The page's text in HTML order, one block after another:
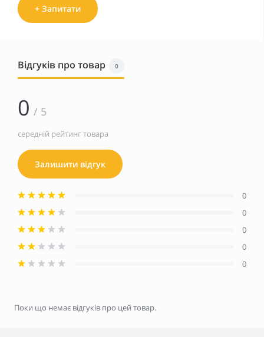
+ Запитати
Відгуків про товар 0
0 / 5
середній рейтинг товара
Залишити відгук
0
0
0
0
0
Поки що немає відгуків про цей товар.